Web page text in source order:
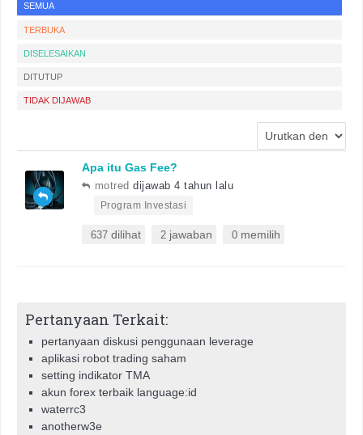
SEMUA
TERBUKA
DISELESAIKAN
DITUTUP
TIDAK DIJAWAB
Apa itu Gas Fee?
motred dijawab 4 tahun lalu
Program Investasi
637 dilihat 2 jawaban 0 memilih
Pertanyaan Terkait:
pertanyaan diskusi penggunaan leverage
aplikasi robot trading saham
setting indikator TMA
akun forex terbaik language:id
waterrc3
anotherw3e